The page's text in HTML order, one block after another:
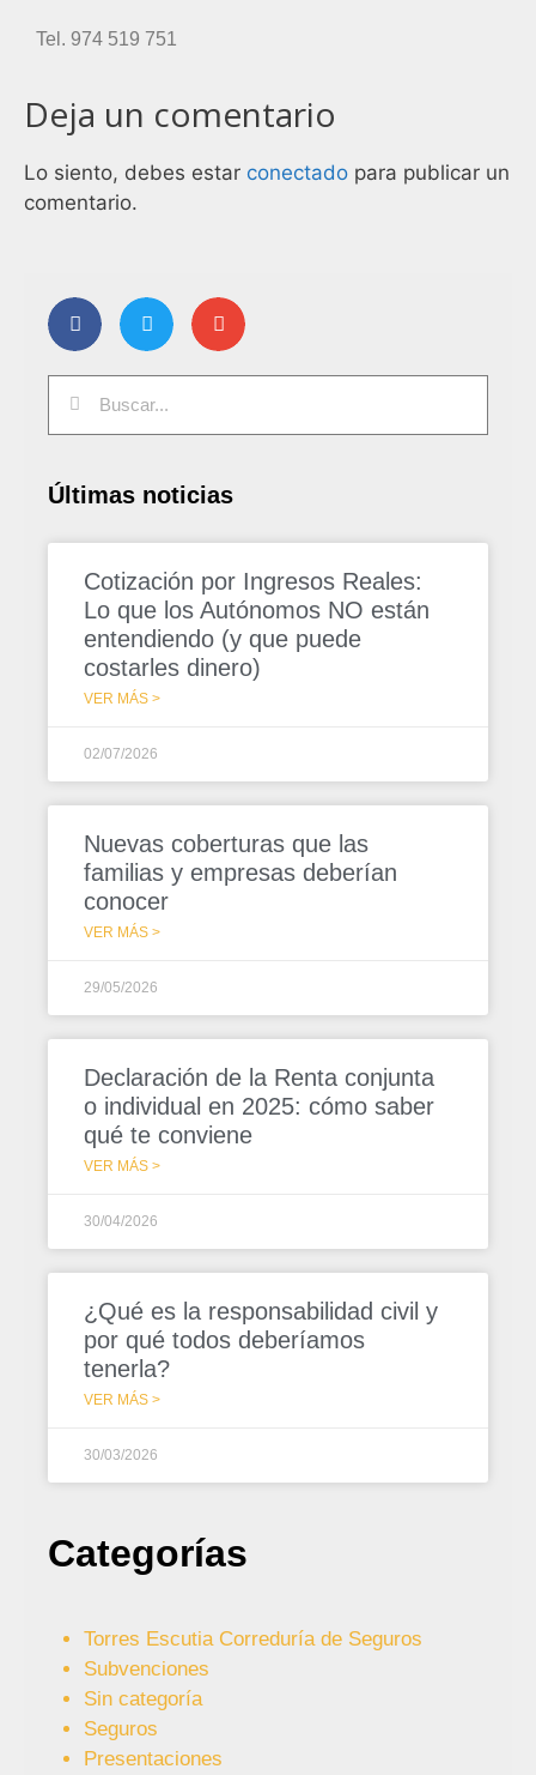
Tel. 974 519 751
Deja un comentario
Lo siento, debes estar conectado para publicar un
comentario.
Últimas noticias
Cotización por Ingresos Reales:
Lo que los Autónomos NO están
entendiendo (y que puede
costarles dinero)
VER MÁS >
02/07/2026
Nuevas coberturas que las
familias y empresas deberían
conocer
VER MÁS >
29/05/2026
Declaración de la Renta conjunta
o individual en 2025: cómo saber
qué te conviene
VER MÁS >
30/04/2026
¿Qué es la responsabilidad civil y
por qué todos deberíamos
tenerla?
VER MÁS >
30/03/2026
Categorías
Torres Escutia Correduría de Seguros
Subvenciones
Sin categoría
Seguros
Presentaciones